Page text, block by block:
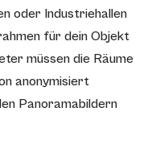
oder Industriehallen
für dein Objekt
müssen die Räume
anonymisiert
Panoramabildern